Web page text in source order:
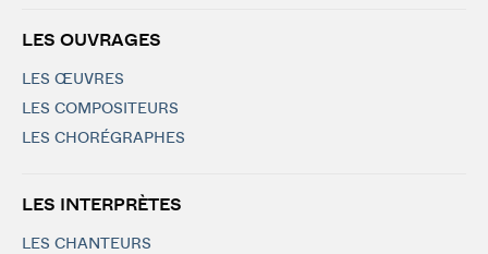
LES OUVRAGES
LES ŒUVRES
LES COMPOSITEURS
LES CHORÉGRAPHES
LES INTERPRÈTES
LES CHANTEURS